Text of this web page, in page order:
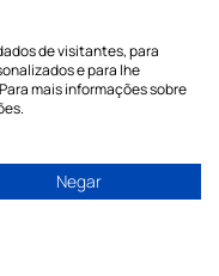
em qualquer meio de
escrita do Mengo
de visitantes, para
e para lhe
mais informações sobre
Negar